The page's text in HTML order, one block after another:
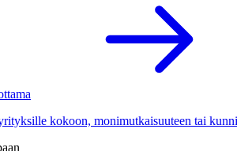
kokoon, monimutkaisuuteen tai